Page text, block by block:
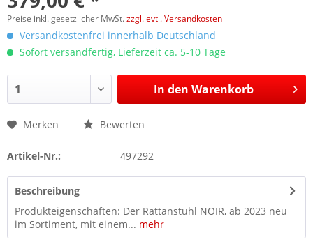
Preise inkl. gesetzlicher MwSt.zzgl. evtl. Versandkosten
Versandkostenfrei innerhalb Deutschland
Sofort versandfertig, Lieferzeit ca. 5-10 Tage
In den Warenkorb
Merken Bewerten
Artikel-Nr.: 497292
Beschreibung
Produkteigenschaften: Der Rattanstuhl NOIR, ab 2023 neu
im Sortiment, mit einem... mehr